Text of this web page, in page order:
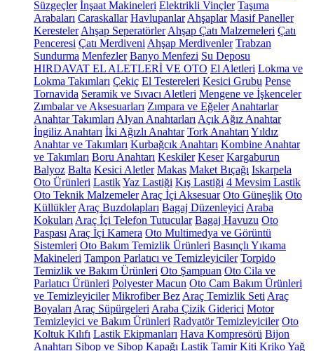
Süzgeçler İnşaat Makineleri Elektrikli Vinçler Taşıma
Arabaları Caraskallar Havlupanlar Ahşaplar Masif Paneller
Keresteler Ahşap Seperatörler Ahşap Çatı Malzemeleri Çatı
Penceresi Çatı Merdiveni Ahşap Merdivenler Trabzan
Sundurma Menfezler Banyo Menfezi Su Deposu
HIRDAVAT EL ALETLERİ VE OTO El Aletleri Lokma ve
Lokma Takımları Çekiç El Testereleri Kesici Grubu Pense
Tornavida Seramik ve Sıvacı Aletleri Mengene ve İşkenceler
Zımbalar ve Aksesuarları Zımpara ve Eğeler Anahtarlar
Anahtar Takımları Alyan Anahtarları Açık Ağız Anahtar
İngiliz Anahtarı İki Ağızlı Anahtar Tork Anahtarı Yıldız
Anahtar ve Takımları Kurbağcık Anahtarı Kombine Anahtar
ve Takımları Boru Anahtarı Keskiler Keser Kargaburun
Balyoz Balta Kesici Aletler Makas Maket Bıçağı Iskarpela
Oto Ürünleri LastikYaz Lastiği Kış Lastiği 4 Mevsim Lastik
Oto Teknik Malzemeler Araç İçi Aksesuar Oto Güneşlik Oto
Küllükler Araç Buzdolapları Bagaj Düzenleyici Araba
Kokuları Araç İçi Telefon Tutucular Bagaj Havuzu Oto
Paspası Araç İçi Kamera Oto Multimedya ve Görüntü
Sistemleri Oto Bakım Temizlik Ürünleri Basınçlı Yıkama
Makineleri Tampon Parlatıcı ve Temizleyiciler Torpido
Temizlik ve Bakım Ürünleri Oto Şampuan Oto Cila ve
Parlatıcı Ürünleri Polyester Macun Oto Cam Bakım Ürünleri
ve Temizleyiciler Mikrofiber Bez Araç Temizlik Seti Araç
Boyaları Araç Süpürgeleri Araba Çizik Giderici Motor
Temizleyici ve Bakım Ürünleri Radyatör Temizleyiciler Oto
Koltuk Kılıfı Lastik Ekipmanları Hava Kompresörü Bijon
Anahtarı Sibop ve Sibop Kapağı Lastik Tamir Kiti KrikoYağ